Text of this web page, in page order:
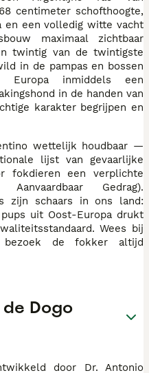
centimeter schofthoogte,
en een volledig witte vacht
maximaal zichtbaar
twintig van de twintigste
in de pampas en bossen
inmiddels een
in de handen van
karakter begrijpen en
wettelijk houdbaar —
lijst van gevaarlijke
fokdieren een verplichte
Aanvaardbaar Gedrag).
zijn schaars in ons land:
uit Oost-Europa drukt
Wees bij
de fokker altijd
Dogo
door Dr. Antonio